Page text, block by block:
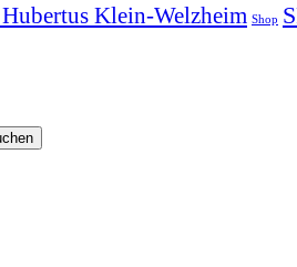
Klein-Welzheim Shop